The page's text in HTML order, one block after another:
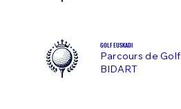
GOLF EUSKADI
Parcours de Golf
BIDART